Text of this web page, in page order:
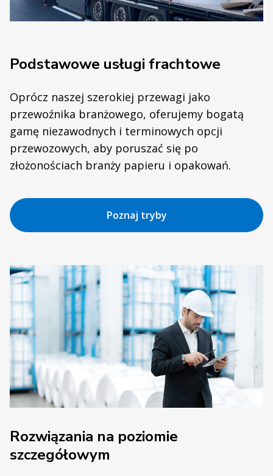
Podstawowe usługi frachtowe
Oprócz naszej szerokiej przewagi jako
przewoźnika branżowego, oferujemy bogatą
gamę niezawodnych i terminowych opcji
przewozowych, aby poruszać się po
złożonościach branży papieru i opakowań.
Poznaj tryby
Rozwiązania na poziomie
szczegółowym